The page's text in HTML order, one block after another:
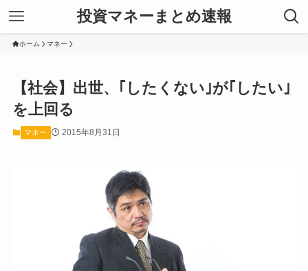
投資マネーまとめ速報
ホーム マネー
【社会】出世、｢したくない｣が｢したい｣
を上回る
マネー 2015年8月31日